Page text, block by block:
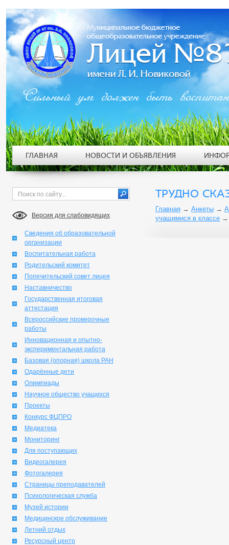
Версия для слабовидящих
Сведения об образовательной
организации
Воспитательная работа
Родительский комитет
Попечительский совет лицея
Наставничество
Государственная итоговая
аттестация
Всероссийские проверочные
работы
Инновационная и опытно-
экспериментальная работа
Базовая (опорная) школа РАН
Одарённые дети
Олимпиады
Научное общество учащихся
Проекты
Конкурс ФЦПРО
Медиатека
Мониторинг
Для поступающих
Видеогалерея
Фотогалерея
Страницы преподавателей
Психологическая служба
Музей истории
Медицинское обслуживание
Летний отдых
Ресурсный центр
ТРУДНО
Главная → Анкеты →
учащимися в классе
Сильный ум должен быть
ГЛАВНАЯ НОВОСТИ И ОБЪЯВЛЕНИЯ